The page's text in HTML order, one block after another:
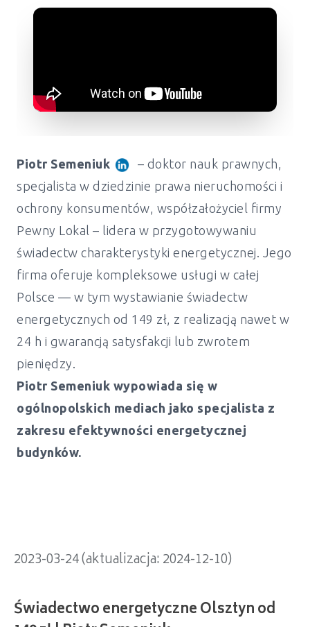
Piotr Semeniuk
– doktor nauk prawnych,
specjalista w dziedzinie prawa nieruchomości i
ochrony konsumentów, współzałożyciel firmy
Pewny Lokal – lidera w przygotowywaniu
świadectw charakterystyki energetycznej. Jego
firma oferuje kompleksowe usługi w całej
Polsce — w tym wystawianie świadectw
energetycznych od 149 zł, z realizacją nawet w
24 h i gwarancją satysfakcji lub zwrotem
pieniędzy.
Piotr Semeniuk wypowiada się w
ogólnopolskich mediach jako specjalista z
zakresu efektywności energetycznej
budynków.
2023-03-24 (aktualizacja: 2024-12-10)
Świadectwo energetyczne Olsztyn od